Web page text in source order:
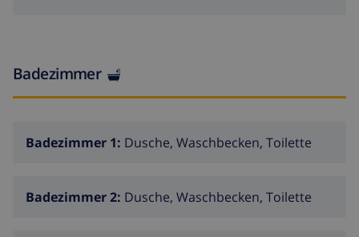
Badezimmer
Badezimmer 1: Dusche, Waschbecken, Toilette
Badezimmer 2: Dusche, Waschbecken, Toilette